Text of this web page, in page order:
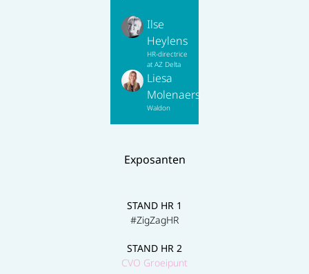
Ilse
Heylens
HR-directrice
at AZ Delta
Liesa
Molenaers
Waldon
Exposanten
STAND HR 1
#ZigZagHR
STAND HR 2
CVO Groeipunt